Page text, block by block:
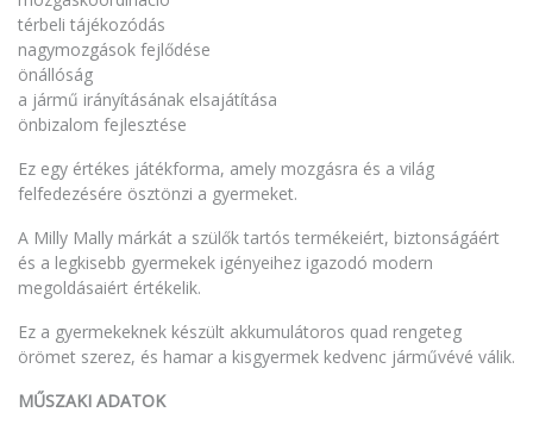
térbeli tájékozódás
nagymozgások fejlődése
önállóság
a jármű irányításának elsajátítása
önbizalom fejlesztése
Ez egy értékes játékforma, amely mozgásra és a világ
felfedezésére ösztönzi a gyermeket.
A Milly Mally márkát a szülők tartós termékeiért, biztonságáért
és a legkisebb gyermekek igényeihez igazodó modern
megoldásaiért értékelik.
Ez a gyermekeknek készült akkumulátoros quad rengeteg
örömet szerez, és hamar a kisgyermek kedvenc járművévé válik.
MŰSZAKI ADATOK